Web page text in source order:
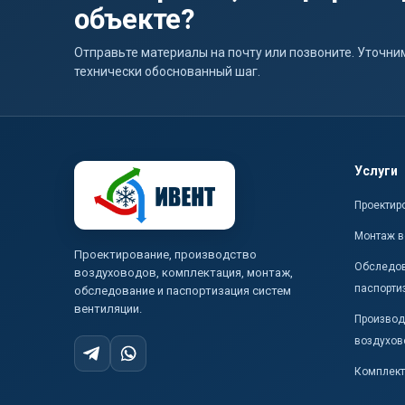
объекте?
Отправьте материалы на почту или позвоните.
технически обоснованный шаг.
Проектирование, производство
воздуховодов, комплектация, монтаж,
обследование и паспортизация систем
вентиляции.
Услуги
Монтаж